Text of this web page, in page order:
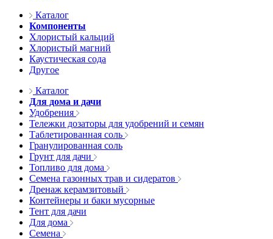
Каталог
Компоненты
Хлористый кальций
Хлористый магний
Каустическая сода
Другое
Каталог
Для дома и дачи
Удобрения
Тележки дозаторы для удобрений и семян
Таблетированная соль
Гранулированная соль
Грунт для дачи
Топливо для дома
Семена газонных трав и сидератов
Дренаж керамзитовый
Контейнеры и баки мусорные
Тент для дачи
Для дома
Семена